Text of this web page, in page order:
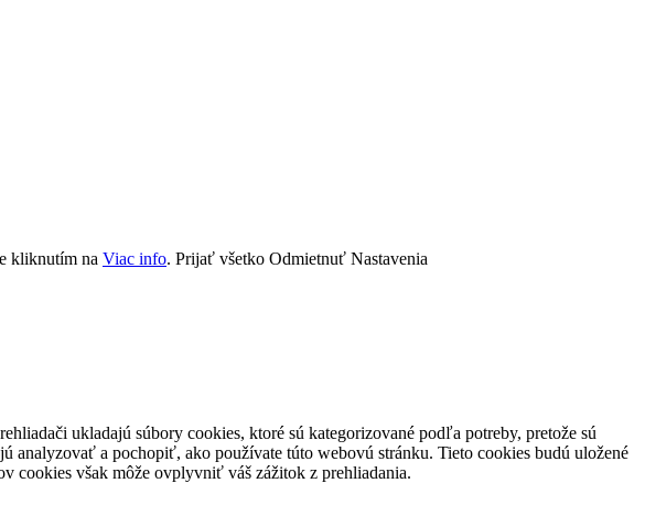
kliknutím na Viac info. Prijať všetko Odmietnuť Nastavenia
ukladajú súbory cookies, ktoré sú kategorizované podľa potreby, pretože sú
analyzovať a pochopiť, ako používate túto webovú stránku. Tieto cookies budú uložené
cookies však môže ovplyvniť váš zážitok z prehliadania.